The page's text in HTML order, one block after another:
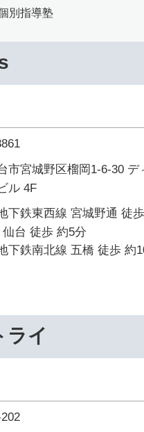
別指導塾
市宮城野区榴岡1-6-30 デ
ル 4F
下鉄東西線 宮城野通 徒
台 徒歩 約5分
下鉄南北線 五橋 徒歩 約
ライ